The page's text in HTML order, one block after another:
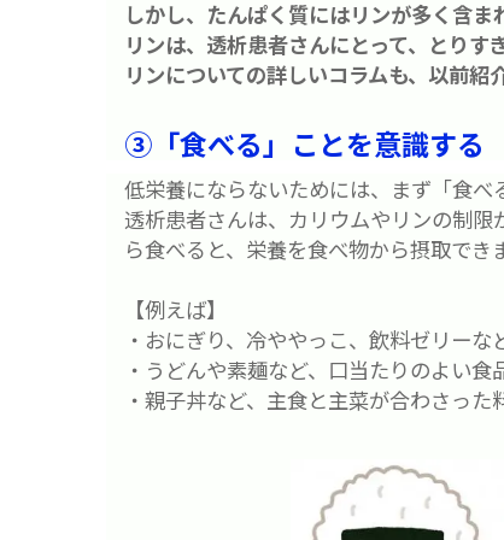
しかし、たんぱく質にはリンが多く含ま
リンは、透析患者さんにとって、とりす
リンについての詳しいコラムも、以前紹
③「食べる」ことを意識する
低栄養にならないためには、まず「食べ
透析患者さんは、カリウムやリンの制
ら食べると、栄養を食べ物から摂取で
【例えば】
・おにぎり、冷ややっこ、飲料ゼリーな
・うどんや素麺など、口当たりのよい食
・親子丼など、主食と主菜が合わさった